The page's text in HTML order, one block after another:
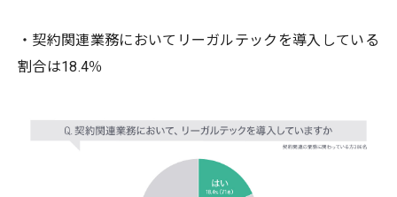
・契約関連業務においてリーガルテックを導入している
割合は18.4％